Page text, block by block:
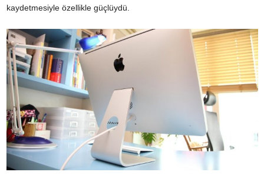
kaydetmesiyle özellikle güçlüydü.